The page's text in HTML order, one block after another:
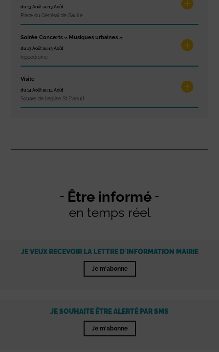
du 13 Août au 13 Août
Place du Général de Gaulle
Soirée Concerts « Musiques urbaines »
du 13 Août au 13 Août
hippodrome
Visite
du 14 Août au 14 Août
Square de l'église St Evroult
Être informé
en temps réel
JE VEUX RECEVOIR LA LETTRE D'INFORMATION MAIRIE
Je m'abonne
JE SOUHAITE ÊTRE ALERTÉ PAR SMS
Je m'abonne